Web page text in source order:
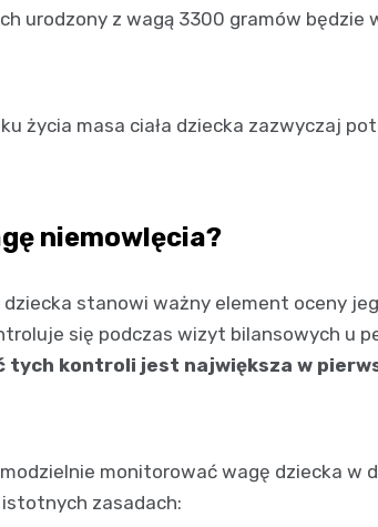
urodzony z wagą 3300 gramów będzie
życia masa ciała dziecka zazwyczaj
niemowlęcia?
stanowi ważny element oceny
się podczas wizyt bilansowych u
tych kontroli jest największa w
monitorować wagę dziecka w
zasadach: